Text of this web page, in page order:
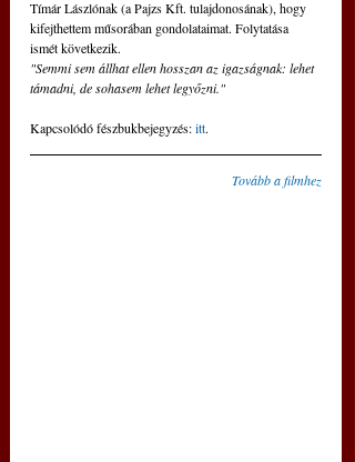
Tímár Lászlónak (a Pajzs Kft. tulajdonosának), hogy
kifejthettem műsorában gondolataimat. Folytatása
ismét következik.
"Semmi sem állhat ellen hosszan az igazságnak: lehet
támadni, de sohasem lehet legyőzni."
Kapcsolódó fészbukbejegyzés: itt.
Tovább a filmhez